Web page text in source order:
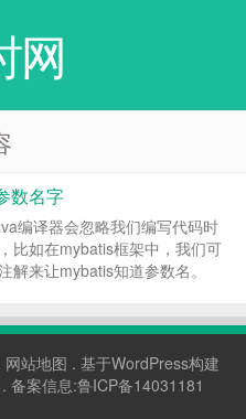
网
数名字
编译器会忽略我们编写代码时
比如在mybatis框架中，我们可
解来让mybatis知道参数名。
网站地图 . 基于WordPress构建
. 备案信息:鲁ICP备14031181